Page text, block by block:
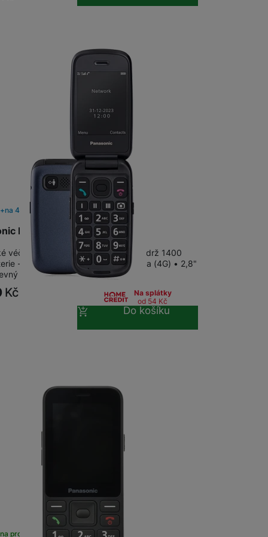
CUBE1
KX-TU550EXC Blue
na 4 prodejnách
véčko s technologií 4G • Dlouhá výdrž 1400
- až 300 hodin pohotovostní doba (4G) • 2,8"
displej • 1.2 Mpx kamera •…
Kč
Na splátky
od 54 Kč
Do košíku
prodejně na 1 prodejně